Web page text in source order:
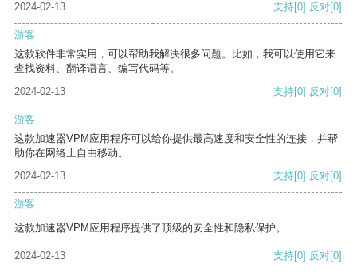
2024-02-13
支持[0] 反对[0]
游客
这款软件非常实用，可以帮助我解决很多问题。比如，我可以使用它来
查找资料、翻译语言、编写代码等。
2024-02-13
支持[0] 反对[0]
游客
这款加速器VPM应用程序可以给你提供最高速度和安全性的连接，并帮
助你在网络上自由移动。
2024-02-13
支持[0] 反对[0]
游客
这款加速器VPM应用程序提供了顶级的安全性和隐私保护。
2024-02-13 支持[0] 反对[0]